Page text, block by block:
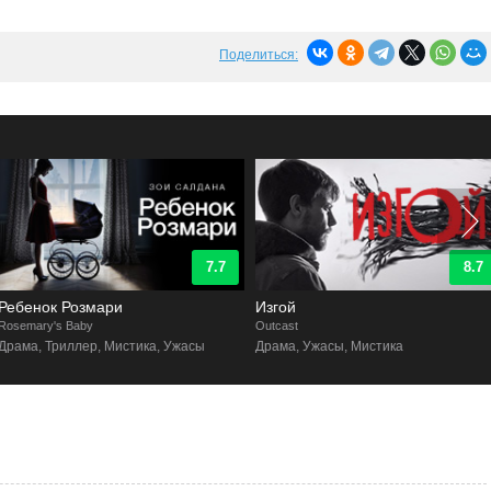
Поделиться:
7.7
Ребенок Розмари
Rosemary's Baby
Триллер, Мистика, Ужасы
8.7
Изгой
Outcast
Драма, Ужасы, Мистика